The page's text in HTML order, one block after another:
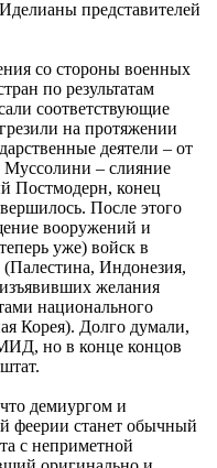
представителей
со стороны военных
по результатам
соответствующие
на протяжении
деятели – от
– слияние
Постмодерн, конец
После этого
вооружений и
уже) войск в
Индонезия,
желания
национального
Корея). Долго думали,
но в конце концов
демиургом и
феерии станет обычный
с неприметной